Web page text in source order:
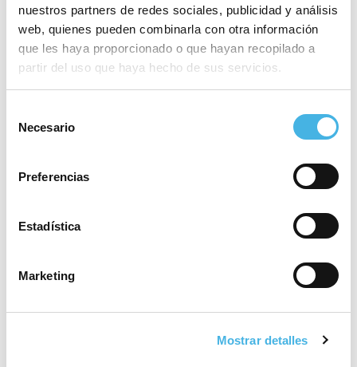
nuestros partners de redes sociales, publicidad y análisis
web, quienes pueden combinarla con otra información
que les haya proporcionado o que hayan recopilado a
partir del uso que haya hecho de sus servicios.
Necesario
Preferencias
Estadística
Marketing
Mostrar detalles
Entrada de día 4€ + GDG
Entrada de fin de semana: 9€ + GDG
Entrada VIP: 100€ / día
Premios en metálico: 30.000€
Asistencia esperada: 20.000 personas
Actividades: Clases de surf skate, paddle surf,
Nueva ubicación e instalaciones: 2 skateparks
12m + open park (24 x 12m) y parkour park.